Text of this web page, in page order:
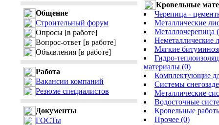
Общение
Строительный форум
Опросы [в работе]
Вопрос-ответ [в работе]
Объявления [в работе]
Работа
Вакансии компаний
Резюме специалистов
Документы
ГОСТы
Кровельные
Черепица -
Металлические
Металлочерепица
Неметаллические
Мягкие
Гидро-
материалы (0)
Комплектующие
Системы
Металлические
Водосточные
Кровельные
Прочее (0)